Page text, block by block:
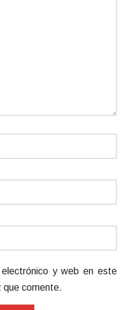
y web en este
que comente.